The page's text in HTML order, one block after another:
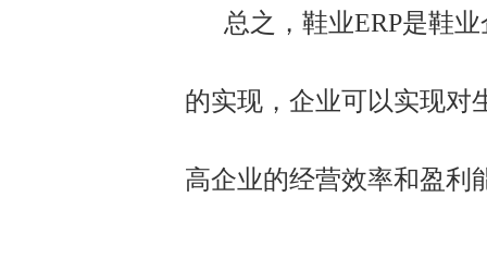
总之，鞋业ERP是鞋业
的实现，企业可以实现对
高企业的经营效率和盈利